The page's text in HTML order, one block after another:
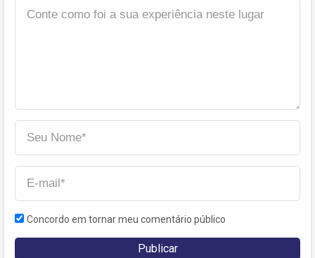
Concordo em tornar meu comentário público